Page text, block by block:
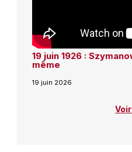
19 juin 1926 :
même
19 juin 2026